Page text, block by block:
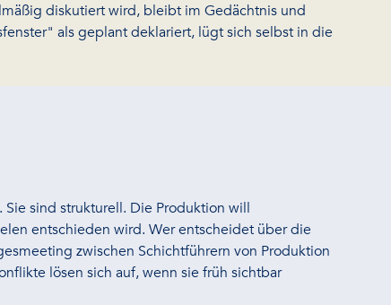
diskutiert wird, bleibt im Gedächtnis und
als geplant deklariert, lügt sich selbst in die
sind strukturell. Die Produktion will
entschieden wird. Wer entscheidet über die
zwischen Schichtführern von Produktion
lösen sich auf, wenn sie früh sichtbar